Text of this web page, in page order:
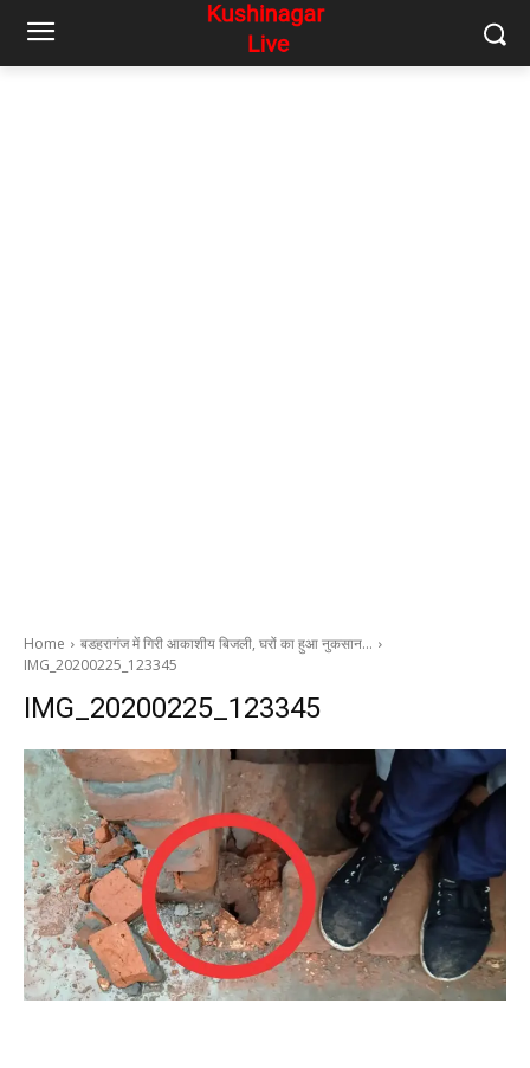
Home
बडहरागंज में गिरी आकाशीय बिजली, घरों का हुआ नुकसान…
IMG_20200225_123345
IMG_20200225_123345